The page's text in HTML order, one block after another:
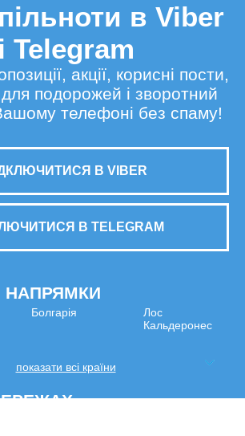
в Viber
і Telegram
акції, корисні пости,
подорожей і зворотний
телефоні без спаму!
В VIBER
В TELEGRAM
НАПРЯМКИ
Болгарія
Лос
Кальдеронес
показати всі країни